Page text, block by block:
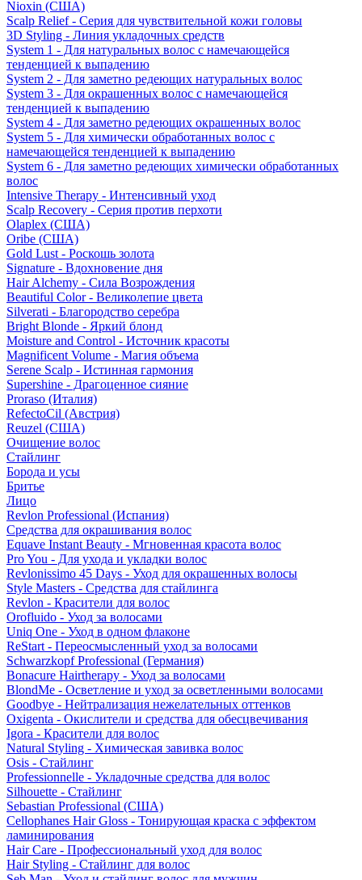
Nioxin (США)
Scalp Relief - Серия для чувствительной кожи головы
3D Styling - Линия укладочных средств
System 1 - Для натуральных волос с намечающейся
тенденцией к выпадению
System 2 - Для заметно редеющих натуральных волос
System 3 - Для окрашенных волос с намечающейся
тенденцией к выпадению
System 4 - Для заметно редеющих окрашенных волос
System 5 - Для химически обработанных волос с
намечающейся тенденцией к выпадению
System 6 - Для заметно редеющих химически обработанных
волос
Intensive Therapy - Интенсивный уход
Scalp Recovery - Серия против перхоти
Olaplex (США)
Oribe (США)
Gold Lust - Роскошь золота
Signature - Вдохновение дня
Hair Alchemy - Сила Возрождения
Beautiful Color - Великолепие цвета
Silverati - Благородство серебра
Bright Blonde - Яркий блонд
Moisture and Control - Источник красоты
Magnificent Volume - Магия объема
Serene Scalp - Истинная гармония
Supershine - Драгоценное сияние
Proraso (Италия)
RefectoCil (Австрия)
Reuzel (США)
Очищение волос
Стайлинг
Борода и усы
Бритье
Лицо
Revlon Professional (Испания)
Средства для окрашивания волос
Equave Instant Beauty - Мгновенная красота волос
Pro You - Для ухода и укладки волос
Revlonissimo 45 Days - Уход для окрашенных волосы
Style Masters - Средства для стайлинга
Revlon - Красители для волос
Orofluido - Уход за волосами
Uniq One - Уход в одном флаконе
ReStart - Переосмысленный уход за волосами
Schwarzkopf Professional (Германия)
Bonacure Hairtherapy - Уход за волосами
BlondMe - Осветление и уход за осветленными волосами
Goodbye - Нейтрализация нежелательных оттенков
Oxigenta - Окислители и средства для обесцвечивания
Igora - Красители для волос
Natural Styling - Химическая завивка волос
Osis - Стайлинг
Professionnelle - Укладочные средства для волос
Silhouette - Стайлинг
Sebastian Professional (США)
Cellophanes Hair Gloss - Тонирующая краска с эффектом
ламинирования
Hair Care - Профессиональный уход для волос
Hair Styling - Стайлинг для волос